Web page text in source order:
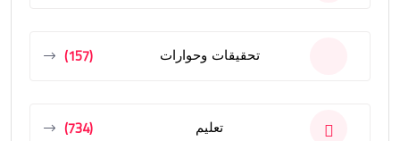
تحقيقات وحوارات (157)
تعليم (734)